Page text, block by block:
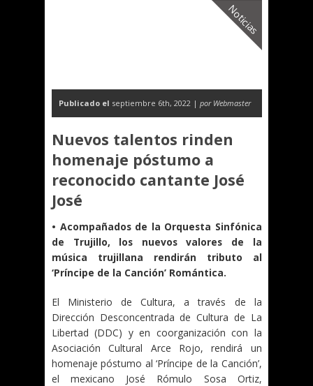
Noticias
Publicado el septiembre 6th, 2022 | por Webmaster
Nuevos talentos rinden
homenaje póstumo a
reconocido cantante José
José
• Acompañados de la Orquesta Sinfónica
de Trujillo, los nuevos valores de la
música trujillana rendirán tributo al
‘Príncipe de la Canción’ Romántica.
El Ministerio de Cultura, a través de la
Dirección Desconcentrada de Cultura de La
Libertad (DDC) y en coorganización con la
Asociación Cultural Arce Rojo, rendirá un
homenaje póstumo al ‘Príncipe de la Canción’,
el mexicano José Rómulo Sosa Ortiz,